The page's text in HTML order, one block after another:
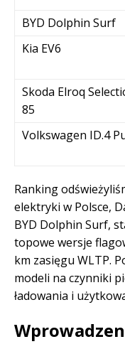
BYD Dolphin Surf
Kia EV6
Skoda Elroq
85
Volkswagen ID.4
Ranking
elektryki w Polsce,
BYD Dolphin Surf,
topowe wersje
km zasięgu WLTP.
modeli na czynniki
ładowania i